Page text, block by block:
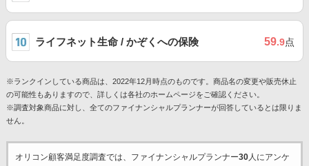
ライフネット生命 / かぞくへの保険 59.9点
※ランクインしている商品は、2022年12月時点のものです。商品名の変更や販売休止
の可能性もありますので、詳しくは各社のホームページをご確認ください。
※調査対象商品に対し、全てのファイナンシャルプランナーが回答しているとは限りま
せん。
オリコン顧客満足度調査では、ファイナンシャルプランナー30人にアンケ